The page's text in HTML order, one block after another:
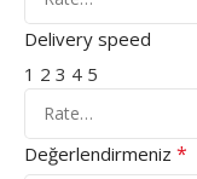
Delivery speed
1 2 3 4 5
Değerlendirmeniz *